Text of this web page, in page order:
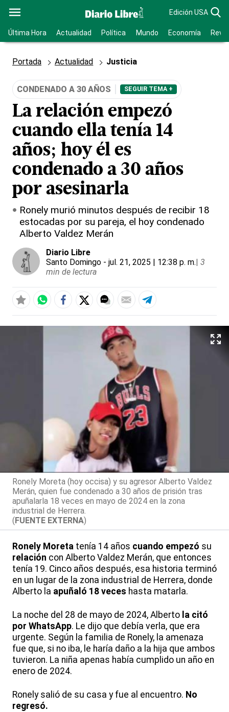
Edición USA
Última Hora Actualidad Política Mundo Economía
Portada Actualidad Justicia
CONDENADO A 30 AÑOS SEGUIR TEMA +
La relación empezó
cuando ella tenía 14
años; hoy él es
condenado a 30 años
por asesinarla
Ronely murió minutos después de recibir 18
estocadas por su pareja, el hoy condenado
Alberto Valdez Merán
Diario Libre
Santo Domingo - jul. 21, 2025 | 12:38 p. m.| 3
min de lectura
Ronely Moreta (hoy occisa) y su agresor Alberto Valdez
Merán, quien fue condenado a 30 años de prisión tras
apuñalarla 18 veces en mayo de 2024 en la zona
industrial de Herrera.
(FUENTE EXTERNA)
Ronely Moreta tenía 14 años cuando empezó su
relación con Alberto Valdez Merán, que entonces
tenía 19. Cinco años después, esa historia terminó
en un lugar de la zona industrial de Herrera, donde
Alberto la apuñaló 18 veces hasta matarla.
La noche del 28 de mayo de 2024, Alberto la citó
por WhatsApp. Le dijo que debía verla, que era
urgente. Según la familia de Ronely, la amenaza
fue que, si no iba, le haría daño a la hija que ambos
tuvieron. La niña apenas había cumplido un año en
enero de 2024.
Ronely salió de su casa y fue al encuentro. No
regresó.